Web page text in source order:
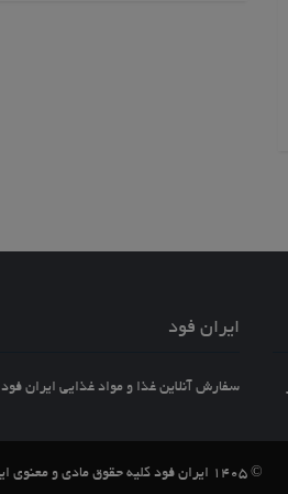
ایران فود
سفارش آنلاین غذا و مواد غذایی ایران فود
© 1405 ایران فود کلیه حقوق مادی و معنوی این پوسته محفوظ است.